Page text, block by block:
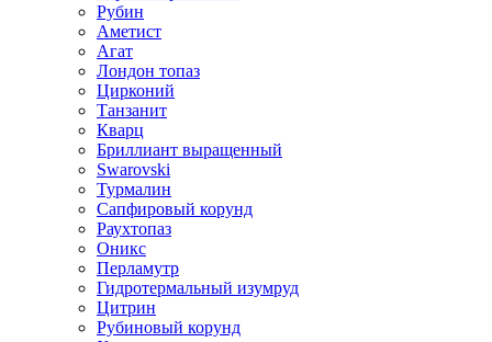
Рубин
Аметист
Агат
Лондон топаз
Цирконий
Танзанит
Кварц
Бриллиант выращенный
Swarovski
Турмалин
Сапфировый корунд
Раухтопаз
Оникс
Перламутр
Гидротермальный изумруд
Цитрин
Рубиновый корунд